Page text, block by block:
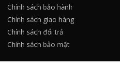
Chính sách bảo hành
Chính sách giao hàng
Chính sách đổi trả
Chính sách bảo mật